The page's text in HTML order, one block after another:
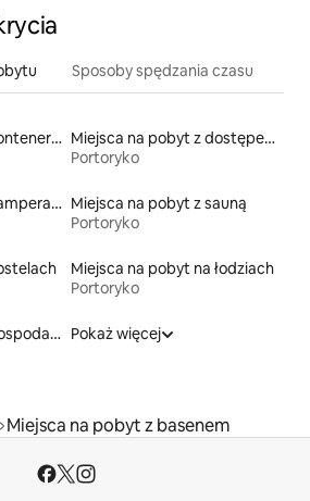
Sposoby spędzania czasu
Miejsca na pobyt w kontenerach
Miejsca na pobyt z dostępem do plaży
Portoryko
Miejsca na pobyt w kamperach Miejsca na pobyt z sauną
Portoryko
Miejsca na pobyt na łodziach
Portoryko
Miejsca na pobyt w gospodarstwach agroturystycznych Pokaż więcej
Miejsca na pobyt z basenem